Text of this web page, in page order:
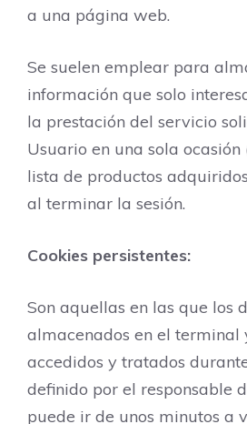
a una página web.
Se suelen emplear para
información que solo
la prestación del servicio
Usuario en una sola
lista de productos
al terminar la sesión.
Cookies persistentes:
Son aquellas en las que los
almacenados en el terminal
accedidos y tratados
definido por el responsable
puede ir de unos minutos a